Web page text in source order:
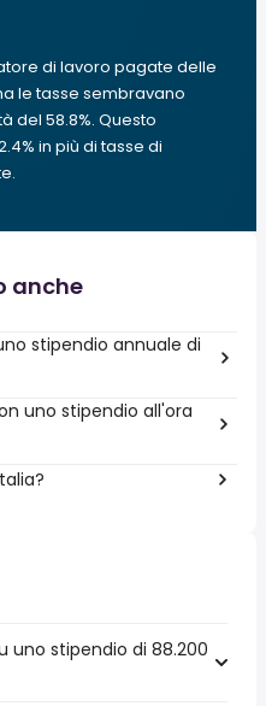
di lavoro pagate delle
le tasse sembravano
del 58.8%. Questo
in più di tasse di
anche
stipendio annuale di
uno stipendio all'ora
uno stipendio di 88.200